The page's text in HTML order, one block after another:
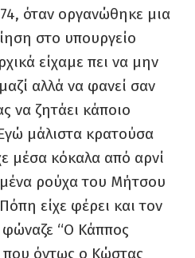
όταν οργανώθηκε μια
στο υπουργείο
είχαμε πει να μην
αλλά να φανεί σαν
να ζητάει κάποιο
μάλιστα κρατούσα
μέσα κόκαλα από αρνί
ρούχα του Μήτσου
είχε φέρει και τον
“Ο Κάππος
που όντως ο Κώστας